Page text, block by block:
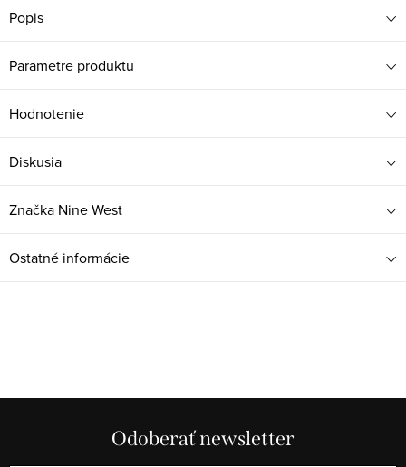
Popis
Parametre produktu
Hodnotenie
Diskusia
Značka Nine West
Ostatné informácie
Odoberať newsletter